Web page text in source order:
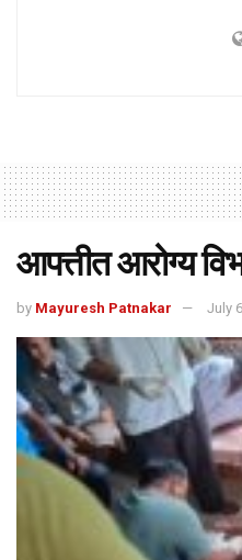
आपत्तीत आरोग्य
by Mayuresh Patnakar July